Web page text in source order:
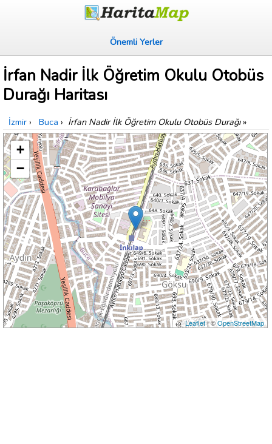
Önemli Yerler
İrfan Nadir İlk Öğretim Okulu Otobüs
Durağı Haritası
İzmir › Buca › İrfan Nadir İlk Öğretim Okulu Otobüs Durağı»
+
−
Leaflet| ©OpenStreetMap